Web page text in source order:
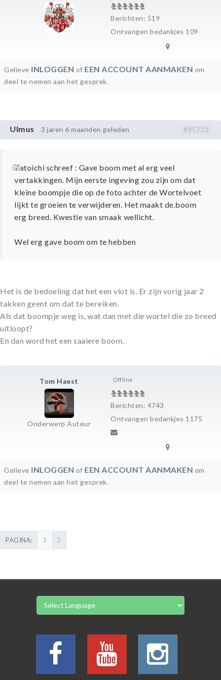
Berichten: 519
Ontvangen bedankjes 109
Gelieve INLOGGEN of EEN ACCOUNT AANMAKEN om
deel te nemen aan het gesprek.
Ulmus 3 jaren 6 maanden geleden #95723
Tom Haest
Onderwerp Auteur
Offline
Berichten: 4743
Ontvangen bedankjes 1175
Zatoichi schreef : Gave boom met al erg veel
vertakkingen. Mijn eerste ingeving zou zijn om dat
kleine boompje die op de foto achter de Wortelvoet
lijkt te groeien te verwijderen. Het maakt de.boom
erg breed. Kwestie van smaak wellicht.
Wel erg gave boom om te hebben
Het is de bedoeling dat het een vlot is. Er zijn vorig jaar 2
takken geent om dat te bereiken.
Als dat boompje weg is, wat dan met die wortel die zo breed
uitloopt?
En dan word het een saaiere boom.
Gelieve INLOGGEN of EEN ACCOUNT AANMAKEN om
deel te nemen aan het gesprek.
PAGINA: 1 2